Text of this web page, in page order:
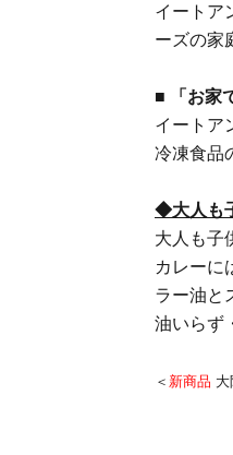
イートア
ーズの家
■ 「お家
イートア
冷凍食品
◆大人も
大人も子
カレーに
ラー油と
油いらず
＜ 新商品